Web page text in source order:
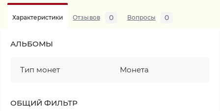
Характеристики Отзывов 0 Вопросы 0
АЛЬБОМЫ
Тип монет Монета
ОБЩИЙ ФИЛЬТР